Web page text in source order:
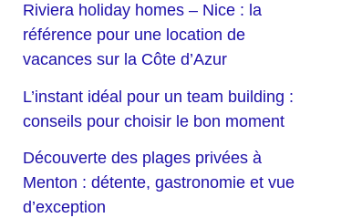
Riviera holiday homes – Nice : la
référence pour une location de
vacances sur la Côte d’Azur
L’instant idéal pour un team building :
conseils pour choisir le bon moment
Découverte des plages privées à
Menton : détente, gastronomie et vue
d’exception